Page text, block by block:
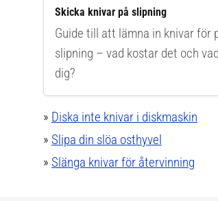
Skicka knivar på slipning
Guide till att lämna in knivar för
slipning – vad kostar det och
dig?
» Diska inte knivar i diskmaskin
» Slipa din slöa osthyvel
» Slänga knivar för återvinning